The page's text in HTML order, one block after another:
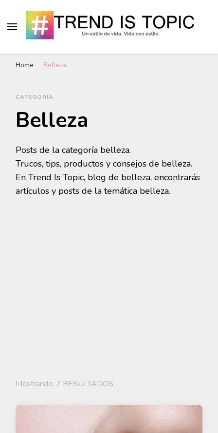
# Trend Is Topic
"Un estilo de vida. Vida con estilo." Blog de
tendencias, tips y trucos de moda, belleza y
Home Belleza
CATEGORÍA
Belleza
Posts de la categoría belleza.
Trucos, tips, productos y consejos de belleza.
En Trend Is Topic, blog de belleza, encontrarás
artículos y posts de la temática belleza.
Mostrando: 7 RESULTADOS